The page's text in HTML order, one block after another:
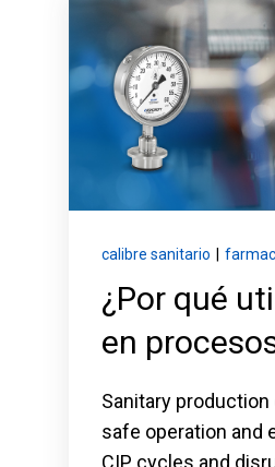
Mantenga sus
mediciones fiables
calibre sanitario
¿Por qué
en
Sanitary
safe operation and
CIP cycles and